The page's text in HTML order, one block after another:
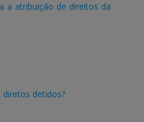
a atribuição de direitos da
detidos?